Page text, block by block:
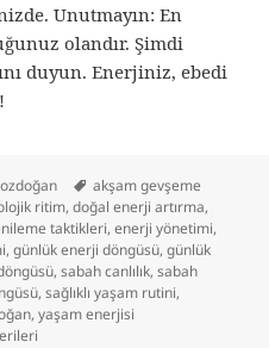
Unutmayın: En
olandır. Şimdi
duyun. Enerjiniz, ebedi
Etiketler
akşam gevşeme
ritim,doğal enerji artırma,
taktikleri,enerji yönetimi,
,günlük enerji döngüsü,günlük
,sabah canlılık,sabah
,sağlıklı yaşam rutini,
,yaşam enerjisi